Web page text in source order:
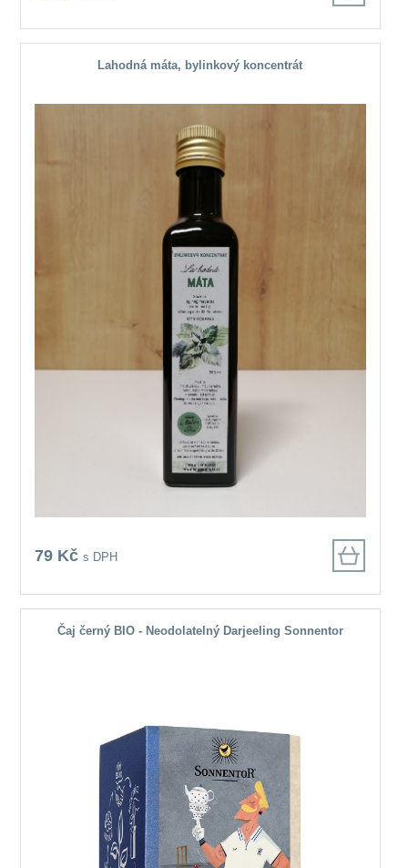
Lahodná máta, bylinkový koncentrát
79 Kčs DPH
Čaj černý BIO - Neodolatelný Darjeeling Sonnentor